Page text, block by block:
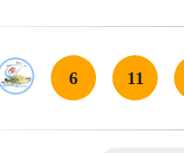
6 11